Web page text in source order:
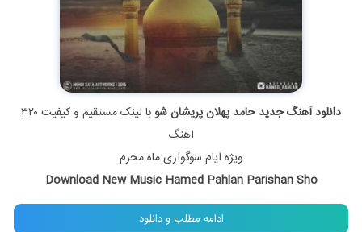
دانلود آهنگ جدید حامد پهلان پریشان شو
با لینک مستقیم و کیفیت ۳۲۰
اهنگ
ویژه ایام سوگواری ماه محرم
Download New Music Hamed Pahlan Parishan Sho
ادامه مطلب و دانلود